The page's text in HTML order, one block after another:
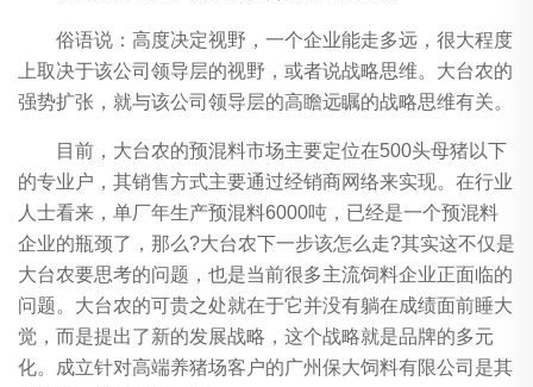
俗语说：高度决定视野，一个企业能走多远，很大程度
上取决于该公司领导层的视野，或者说战略思维。大台农的
强势扩张，就与该公司领导层的高瞻远瞩的战略思维有关。
目前，大台农的预混料市场主要定位在500头母猪以下
的专业户，其销售方式主要通过经销商网络来实现。在行业
人士看来，单厂年生产预混料6000吨，已经是一个预混料
企业的瓶颈了，那么?大台农下一步该怎么走?其实这不仅是
大台农要思考的问题，也是当前很多主流饲料企业正面临的
问题。大台农的可贵之处就在于它并没有躺在成绩面前睡大
觉，而是提出了新的发展战略，这个战略就是品牌的多元
化。成立针对高端养猪场客户的广州保大饲料有限公司是其